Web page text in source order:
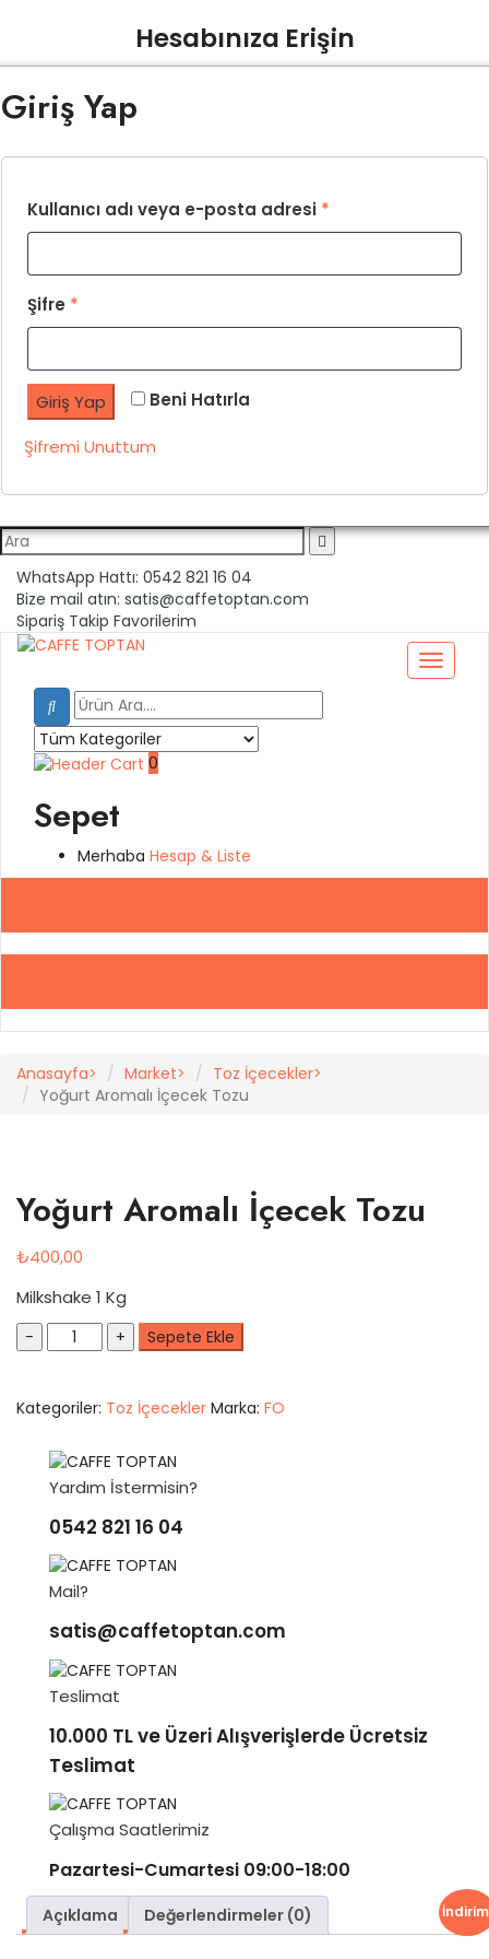
Hesabınıza Erişin
Giriş Yap
Kullanıcı adı veya e-posta adresi *
Şifre *
Beni Hatırla
Giriş Yap
Şifremi Unuttum
WhatsApp Hattı: 0542 821 16 04
Bize mail atın: satis@caffetoptan.com
Sipariş Takip Favorilerim
0
Sepet
Merhaba Hesap & Liste
Anasayfa Market
Toz İçecekler
Yoğurt Aromalı İçecek Tozu
Yoğurt Aromalı İçecek Tozu
₺400,00
Milkshake 1 Kg
Quantity Sepete Ekle
Kategoriler: Toz İçecekler Marka: FO
Yardım İstermisin?
0542 821 16 04
Mail?
satis@caffetoptan.com
Teslimat
10.000 TL ve Üzeri Alışverişlerde Ücretsiz
Teslimat
Çalışma Saatlerimiz
Pazartesi-Cumartesi 09:00-18:00
Açıklama Değerlendirmeler (0)